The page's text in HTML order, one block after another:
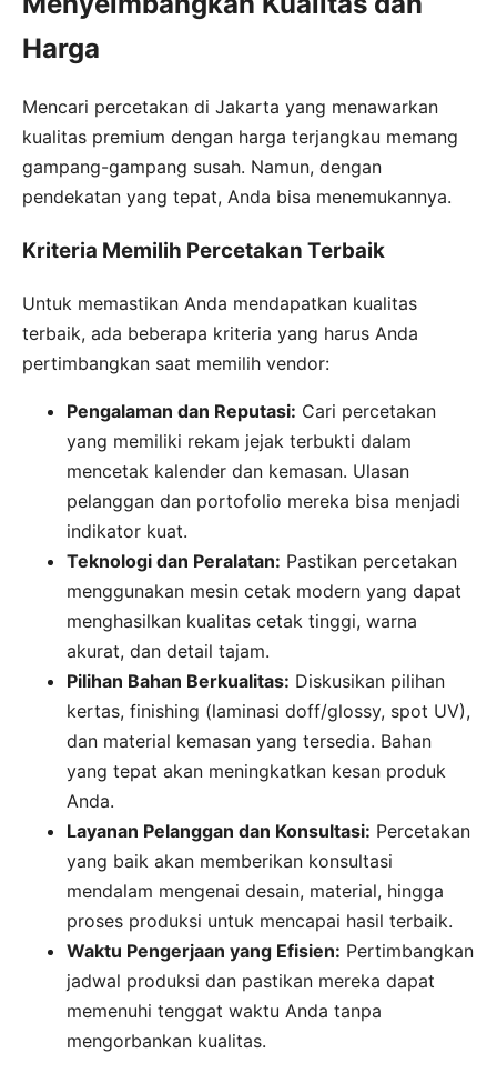
Harga
Mencari percetakan di Jakarta yang menawarkan
kualitas premium dengan harga terjangkau memang
gampang-gampang susah. Namun, dengan
pendekatan yang tepat, Anda bisa menemukannya.
Kriteria Memilih Percetakan Terbaik
Untuk memastikan Anda mendapatkan kualitas
terbaik, ada beberapa kriteria yang harus Anda
pertimbangkan saat memilih vendor:
Pengalaman dan Reputasi: Cari percetakan
yang memiliki rekam jejak terbukti dalam
mencetak kalender dan kemasan. Ulasan
pelanggan dan portofolio mereka bisa menjadi
indikator kuat.
Teknologi dan Peralatan: Pastikan percetakan
menggunakan mesin cetak modern yang dapat
menghasilkan kualitas cetak tinggi, warna
akurat, dan detail tajam.
Pilihan Bahan Berkualitas: Diskusikan pilihan
kertas, finishing (laminasi doff/glossy, spot UV),
dan material kemasan yang tersedia. Bahan
yang tepat akan meningkatkan kesan produk
Anda.
Layanan Pelanggan dan Konsultasi: Percetakan
yang baik akan memberikan konsultasi
mendalam mengenai desain, material, hingga
proses produksi untuk mencapai hasil terbaik.
Waktu Pengerjaan yang Efisien: Pertimbangkan
jadwal produksi dan pastikan mereka dapat
memenuhi tenggat waktu Anda tanpa
mengorbankan kualitas.